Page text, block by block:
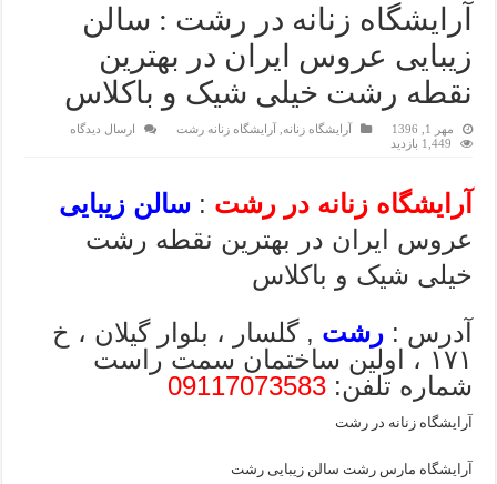
آرایشگاه زنانه در رشت : سالن
زیبایی عروس ایران در بهترین
نقطه رشت خیلی شیک و باکلاس
مهر 1, 1396 آرایشگاه زنانه ,آرایشگاه زنانه رشت
ارسال دیدگاه
1,449 بازدید
آرایشگاه زنانه در رشت :سالن زیبایی
عروس ایران در بهترین نقطه رشت
خیلی شیک و باکلاس
آدرس :رشت , گلسار ، بلوار گیلان ، خ
۱۷۱ ، اولین ساختمان سمت راست
شماره تلفن: 09117073583
آرایشگاه زنانه در رشت
آرایشگاه مارس رشت سالن زیبایی رشت